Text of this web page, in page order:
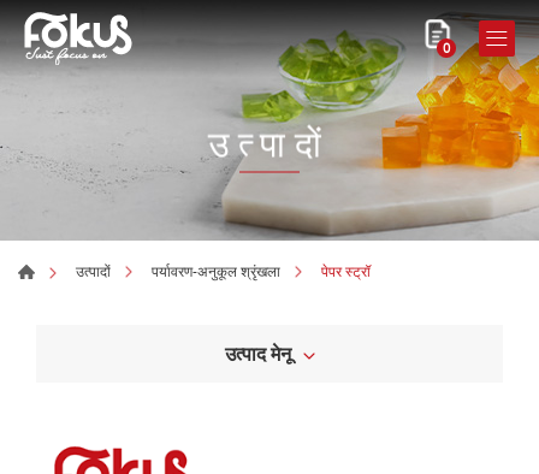
0
उत्पादों
उत्पादों पर्यावरण-अनुकूल श्रृंखला पेपर स्ट्रॉ
उत्पाद मेनू